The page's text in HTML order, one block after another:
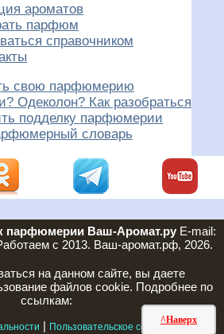
^Наверх
ароматов
парфюм
справочником
свою парфюмерию
Одеколон? Как разобраться
подделку парфюмерии
словарь
парфюмерии Ваш-Аромат.ру E-mail:
с 2013. Ваш-аромат.рф, 2026.
на данном сайте, вы даете
файлов cookie. Подробнее по
ссылкам:
| Пользовательское соглашение|